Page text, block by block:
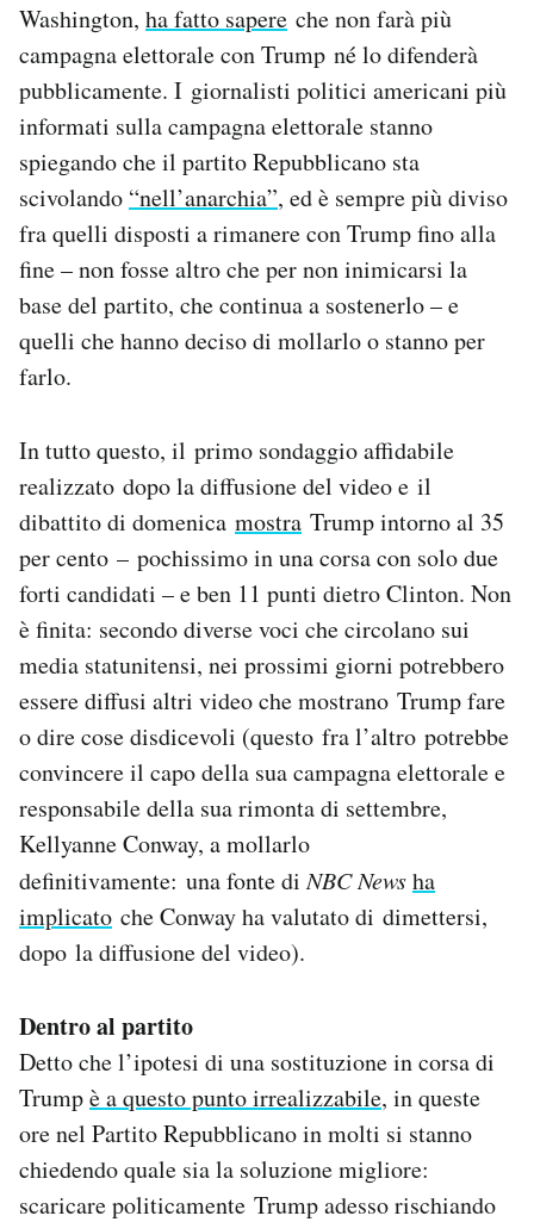
Washington, ha fatto sapere che non farà più
campagna elettorale con Trump né lo difenderà
pubblicamente. I giornalisti politici americani più
informati sulla campagna elettorale stanno
spiegando che il partito Repubblicano sta
scivolando “nell’anarchia”, ed è sempre più diviso
fra quelli disposti a rimanere con Trump fino alla
fine – non fosse altro che per non inimicarsi la
base del partito, che continua a sostenerlo – e
quelli che hanno deciso di mollarlo o stanno per
farlo.
In tutto questo, il primo sondaggio affidabile
realizzato dopo la diffusione del video e il
dibattito di domenica mostra Trump intorno al 35
per cento – pochissimo in una corsa con solo due
forti candidati – e ben 11 punti dietro Clinton. Non
è finita: secondo diverse voci che circolano sui
media statunitensi, nei prossimi giorni potrebbero
essere diffusi altri video che mostrano Trump fare
o dire cose disdicevoli (questo fra l’altro potrebbe
convincere il capo della sua campagna elettorale e
responsabile della sua rimonta di settembre,
Kellyanne Conway, a mollarlo
definitivamente: una fonte diNBC Newsha
implicato che Conway ha valutato di dimettersi,
dopo la diffusione del video).
Dentro al partito
Detto che l’ipotesi di una sostituzione in corsa di
Trumpè a questo punto irrealizzabile, in queste
ore nel Partito Repubblicano in molti si stanno
chiedendo quale sia la soluzione migliore:
scaricare politicamente Trump adesso rischiando